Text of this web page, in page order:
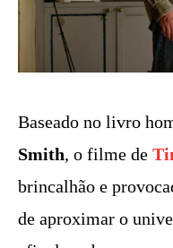
Baseado no livro
Smith, o filme de
brincalhão e
de aproximar o